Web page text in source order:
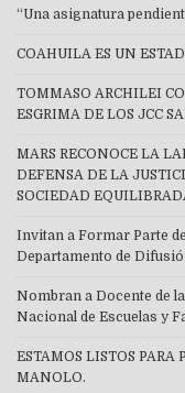
“Una asignatura
COAHUILA ES UN
TOMMASO ARCHILEI
ESGRIMA DE LOS JCC
MARS RECONOCE LA
DEFENSA DE LA
SOCIEDAD
Invitan a Formar Parte
Departamento de
Nombran a Docente de
Nacional de Escuelas y
ESTAMOS LISTOS
MANOLO.